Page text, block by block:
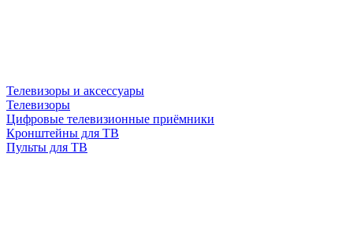
Телевизоры и аксессуары
Телевизоры
Цифровые телевизионные приёмники
Кронштейны для ТВ
Пульты для ТВ